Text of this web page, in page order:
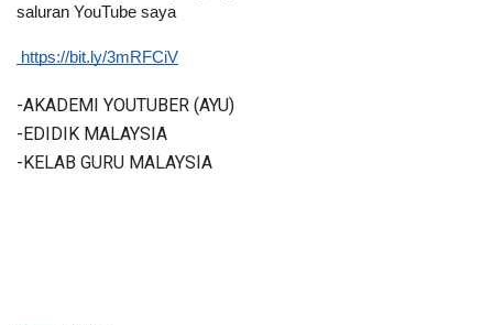
saluran YouTube saya
https://bit.ly/3mRFCiV
-AKADEMI YOUTUBER (AYU)
-EDIDIK MALAYSIA
-KELAB GURU MALAYSIA